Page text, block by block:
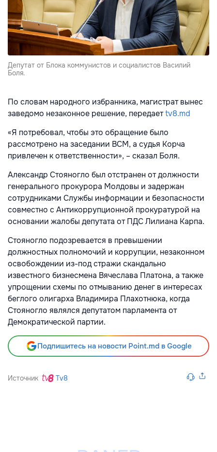
Депутат от Блока коммунистов и социалистов Василий
Боля.
По словам народного избранника, магистрат вынес
заведомо незаконное решение, передаетtv8.md
«Я потребовал, чтобы это обращение было
рассмотрено на заседании ВСМ, а судья Корча
привлечен к ответственности», – сказал Боля.
Александр Стояногло был отстранен от должности
генерального прокурора Молдовы и задержан
сотрудниками Службы информации и безопасности
совместно с Антикоррупционной прокуратурой на
основании жалобы депутата от ПДС Лилиана Карпа.
Стояногло подозревается в превышении
должностных полномочий и коррупции, незаконном
освобождении из-под стражи скандально
известного бизнесмена Вячеслава Платона, а также
упрощении схемы по отмыванию денег в интересах
беглого олигарха Владимира Плахотнюка, когда
Стояногло являлся депутатом парламента от
Демократической партии.
Подпишитесь на новости Point.md в Google
Источник Tv8